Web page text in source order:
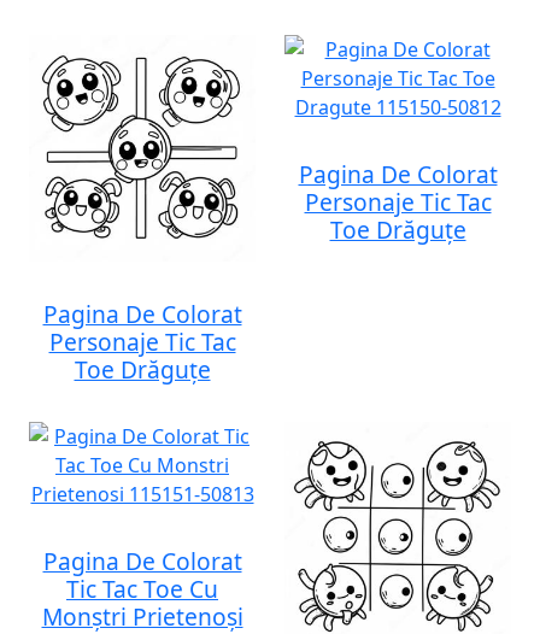
Pagina De Colorat
Personaje Tic Tac
Toe Drăguțe
Pagina De Colorat
Personaje Tic Tac
Toe Drăguțe
Pagina De Colorat
Tic Tac Toe Cu
Monștri Prietenoși